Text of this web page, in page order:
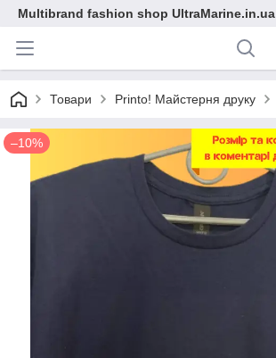
Multibrand fashion shop UltraMarine.in.ua
Товари Printo! Майстерня друку
–10%